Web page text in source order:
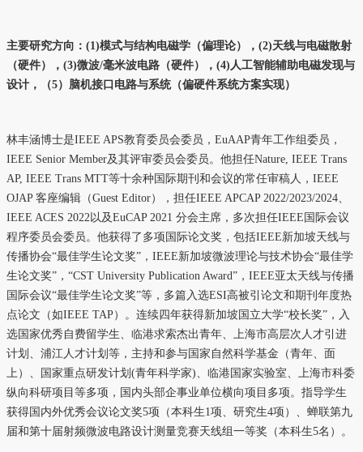
主要研究方向：(1)模式与结构电磁学（偏理论），(2)天线与电磁散射
（硬件），(3)微波/毫米波电路 （硬件）
，(4)人工智能辅助电磁发现与
设计，（5）脑机接口电路与系统（偏硬件系统方案实现）
林丰涵博士是IEEE APS教育委员会委员，EuAAP青年工作组委员，
IEEE Senior Member及其评审委员会委员。他担任Nature, IEEE Trans
AP, IEEE Trans MTT等十余种国际期刊和会议的常任审稿人，IEEE
OJAP 客座编辑（Guest Editor），担任IEEE APCAP 2022/2023/2024、
IEEE ACES 2022以及EuCAP 2021 分会主席，多次担任IEEE国际会议
程序委员会委员。他获得了多项国际论文奖，包括IEEE新加坡天线与
传播协会“最佳学生论文奖”，IEEE新加坡微波理论与技术协会“最佳学
生论文奖”，“CST University Publication Award”，IEEE亚太天线与传播
国际会议“最佳学生论文奖”等，多篇入选ESI高被引论文和期刊年度热
点论文（如IEEE TAP）。连续四年获得新加坡国立大学“校长奖”，入
选国家优秀自费留学生、临港求索杰出青年、上海市高层次人才引进
计划、浦江人才计划等，主持和参与国家自然科学基金（青年、面
上）、国家重点研发计划(青年科学家)、临港国家实验室、上海市科委
纵向科研项目等多项，国内头部企事业单位横向项目多项。指导学生
获得国内外优秀会议论文奖5项（本科生1项、研究生4项）、蝉联第九
届和第十届射频微波电路设计测量竞赛天线组一等奖（本科生5名）。